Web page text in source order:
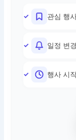
관심 행
일정 변
행사 시